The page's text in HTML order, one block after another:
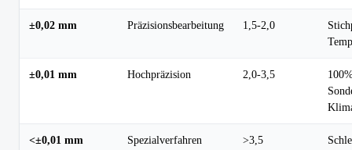
±0,02 mm Präzisionsbearbeitung 1,5-2,0
±0,01 mm Hochpräzision 2,0-3,5
<±0,01 mm Spezialverfahren >3,5